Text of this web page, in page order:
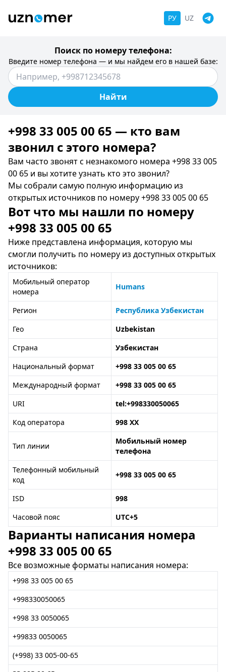
РУ UZ
Поиск по номеру телефона:
Введите номер телефона — и мы найдем его в нашей базе:
Найти
+998 33 005 00 65 — кто вам
звонил c этого номера?
Вам часто звонят с незнакомого номера +998 33 005
00 65 и вы хотите узнать кто это звонил?
Мы собрали самую полную информацию из
открытых источников по номеру +998 33 005 00 65
Вот что мы нашли по номеру
+998 33 005 00 65
Ниже представлена информация, которую мы
смогли получить по номеру из доступных открытых
источников:
Мобильный оператор
номера
Humans
Регион
Республика Узбекистан
Гео
Uzbekistan
Страна
Узбекистан
Национальный формат
+998 33 005 00 65
Международный формат
+998 33 005 00 65
URI
tel:+998330050065
Код оператора
998 XX
Тип линии
Мобильный номер
телефона
Телефонный мобильный
код
+998 33 005 00 65
ISD
998
Часовой пояс
UTC+5
Варианты написания номера
+998 33 005 00 65
Все возможные форматы написания номера:
+998 33 005 00 65
+998330050065
+998 33 0050065
+99833 0050065
(+998) 33 005-00-65